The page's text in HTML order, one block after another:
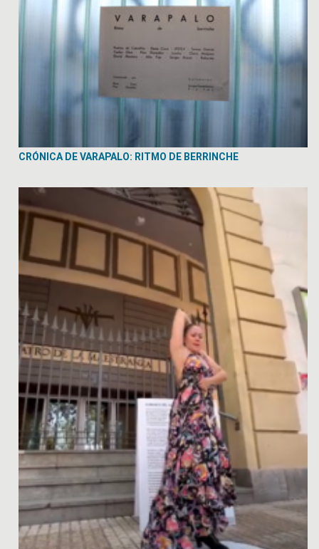
CRÓNICA DE VARAPALO: RITMO DE BERRINCHE